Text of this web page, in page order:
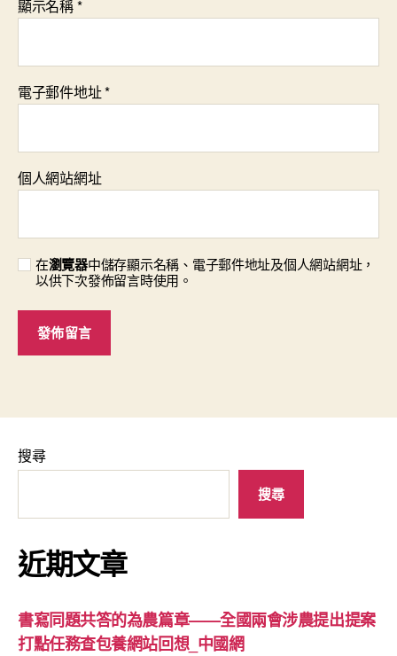
顯示名稱*
電子郵件地址*
個人網站網址
在瀏覽器中儲存顯示名稱、電子郵件地址及個人網站網址，
以供下次發佈留言時使用。
搜尋
搜尋
近期文章
書寫同題共答的為農篇章——全國兩會涉農提出提案
打點任務查包養網站回想_中國網